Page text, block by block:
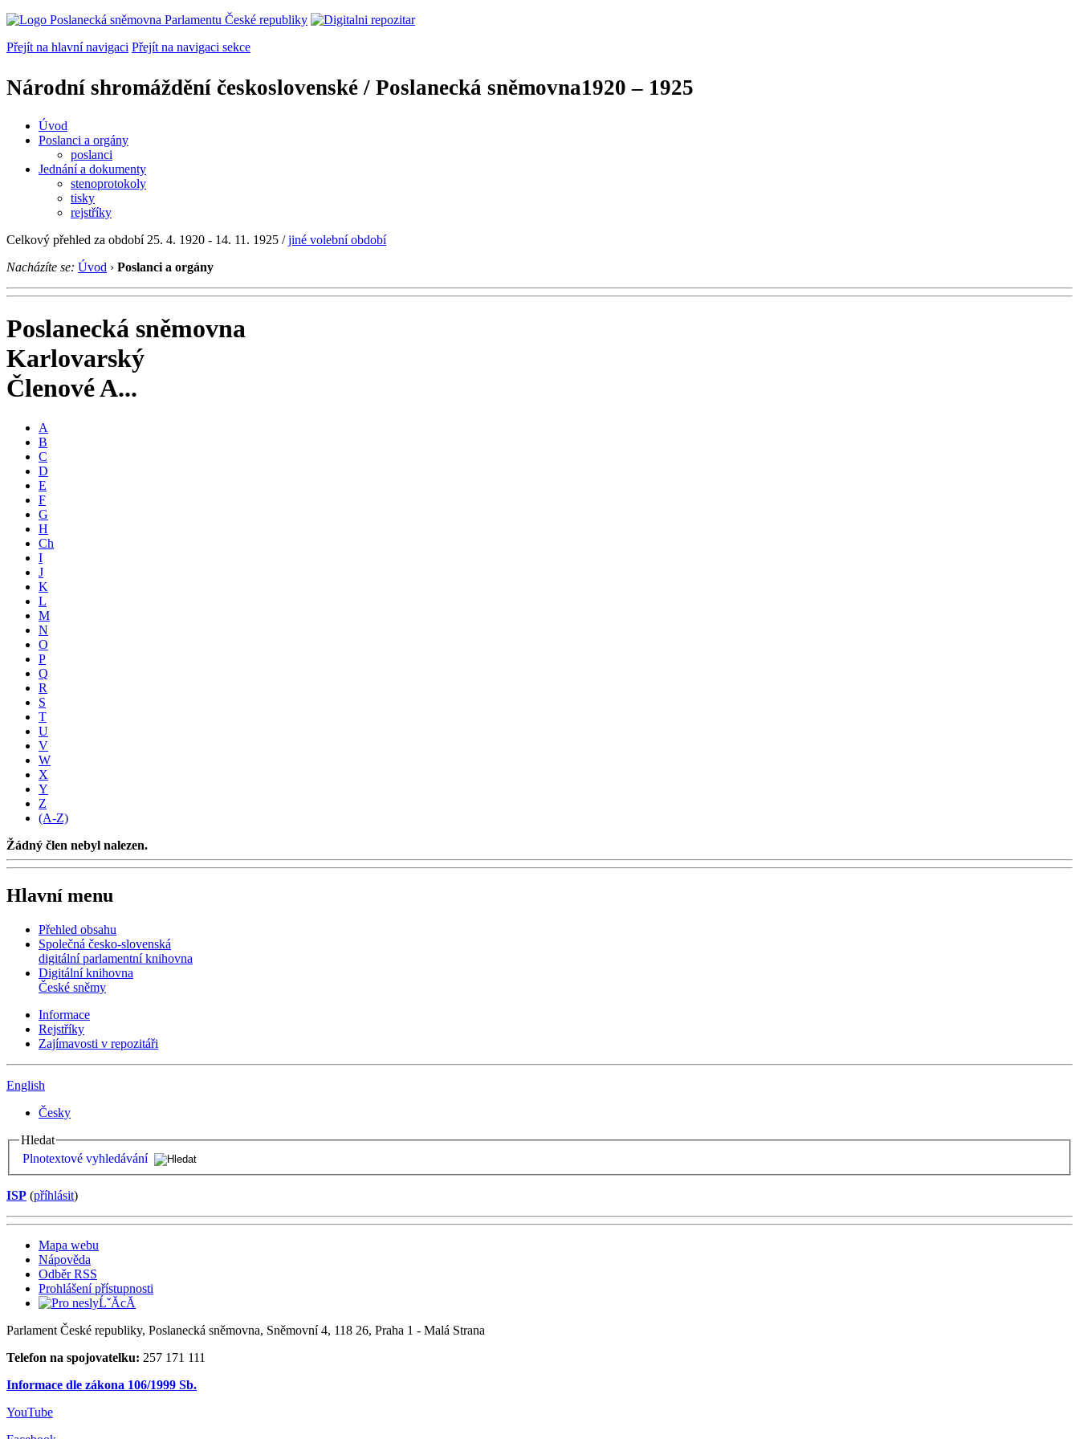
Přejít na hlavní navigaci Přejít na navigaci sekce
Národní shromáždění československé / Poslanecká sněmovna1920 – 1925
Úvod
Poslanci a orgány
poslanci
Jednání a dokumenty
stenoprotokoly
tisky
rejstříky
Celkový přehled za období 25. 4. 1920 - 14. 11. 1925 /jiné volební období
Nacházíte se: Úvod › Poslanci a orgány
Poslanecká sněmovna
Karlovarský
Členové A...
A
B
C
D
E
F
G
H
Ch
I
J
K
L
M
N
O
P
Q
R
S
T
U
V
W
X
Y
Z
(A-Z)
Žádný člen nebyl nalezen.
Hlavní menu
Přehled obsahu
Společná česko-slovenská
digitální parlamentní knihovna
Digitální knihovna
České sněmy
Informace
Rejstříky
Zajímavosti v repozitáři
English
Česky
Hledat
Plnotextové vyhledávání
ISP (příhlásit)
Mapa webu
Nápověda
Odběr RSS
Prohlášení přístupnosti
Parlament České republiky, Poslanecká sněmovna, Sněmovní 4, 118 26, Praha 1 - Malá Strana
Telefon na spojovatelku: 257 171 111
Informace dle zákona 106/1999 Sb.
YouTube